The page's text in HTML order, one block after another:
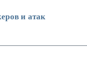
и атак